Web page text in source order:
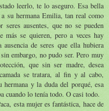
leerlo, te lo aseguro. Esa bella
su hermana Emilia, tan real como
ausentes, que no se pueden
más se quieren, pero a veces hay
ausencia de seres que ella hubiera
embargo, no pudo ser. Pero muy
que sin ser madre, desea
se tratara, al fin y al cabo,
hermana y la duda del porqué, esa
cuando lo tenía todo. O casi todo.
esta mujer es fantástica, hace de